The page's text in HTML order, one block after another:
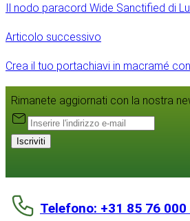
Il nodo paracord Wide Sanctified di
Articolo successivo
Crea il tuo portachiavi in macramé
Rimanete aggiornati con la nostra
Iscriviti
Telefono: +31 85 76 000